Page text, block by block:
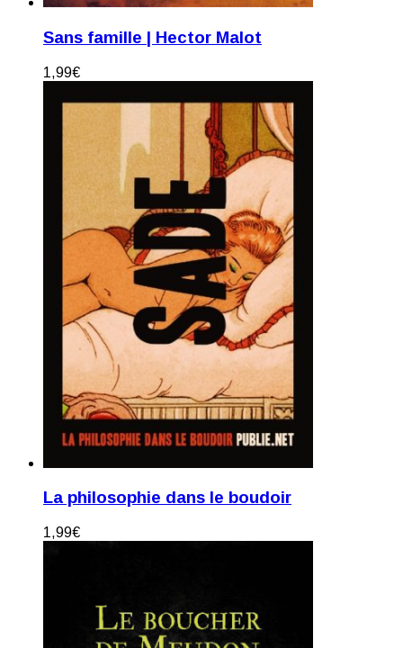
Sans famille | Hector Malot
1,99€
La philosophie dans le boudoir
1,99€